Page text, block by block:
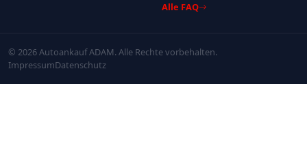
Alle FAQ
© 2026 Autoankauf ADAM. Alle Rechte vorbehalten.
ImpressumDatenschutz